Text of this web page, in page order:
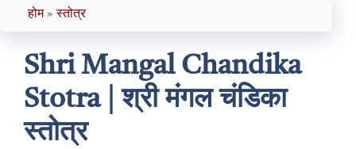
होम»स्तोत्र
Shri Mangal Chandika
Stotra | श्री मंगल चंडिका
स्तोत्र